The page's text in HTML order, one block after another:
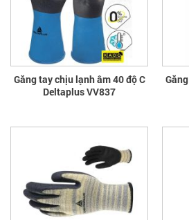
Găng tay chịu lạnh âm 40 độ C
Deltaplus VV837